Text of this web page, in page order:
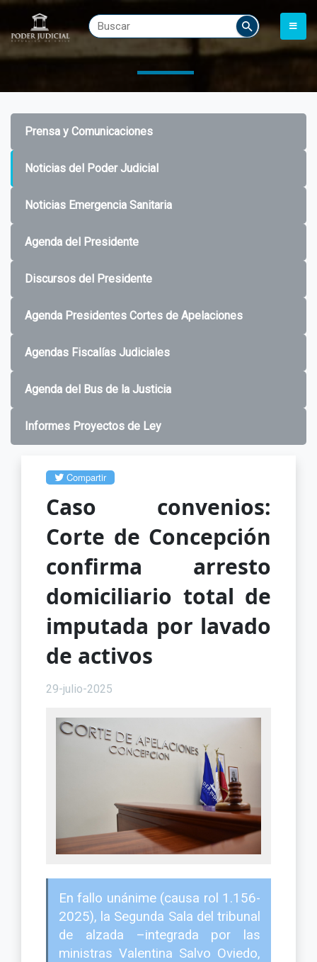
Prensa y Comunicaciones
Noticias del Poder Judicial
Noticias Emergencia Sanitaria
Agenda del Presidente
Discursos del Presidente
Agenda Presidentes Cortes de Apelaciones
Agendas Fiscalías Judiciales
Agenda del Bus de la Justicia
Informes Proyectos de Ley
Compartir
Caso convenios:
Corte de Concepción
confirma arresto
domiciliario total de
imputada por lavado
de activos
29-julio-2025
En fallo unánime (causa rol 1.156-
2025), la Segunda Sala del tribunal
de alzada –integrada por las
ministras Valentina Salvo Oviedo,